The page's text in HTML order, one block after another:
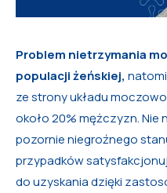
Problem nietrzymania
populacji żeńskiej,
ze strony układu
około 20% mężczyzn. Nie
pozornie niegroźnego
przypadków
do uzyskania dzięki